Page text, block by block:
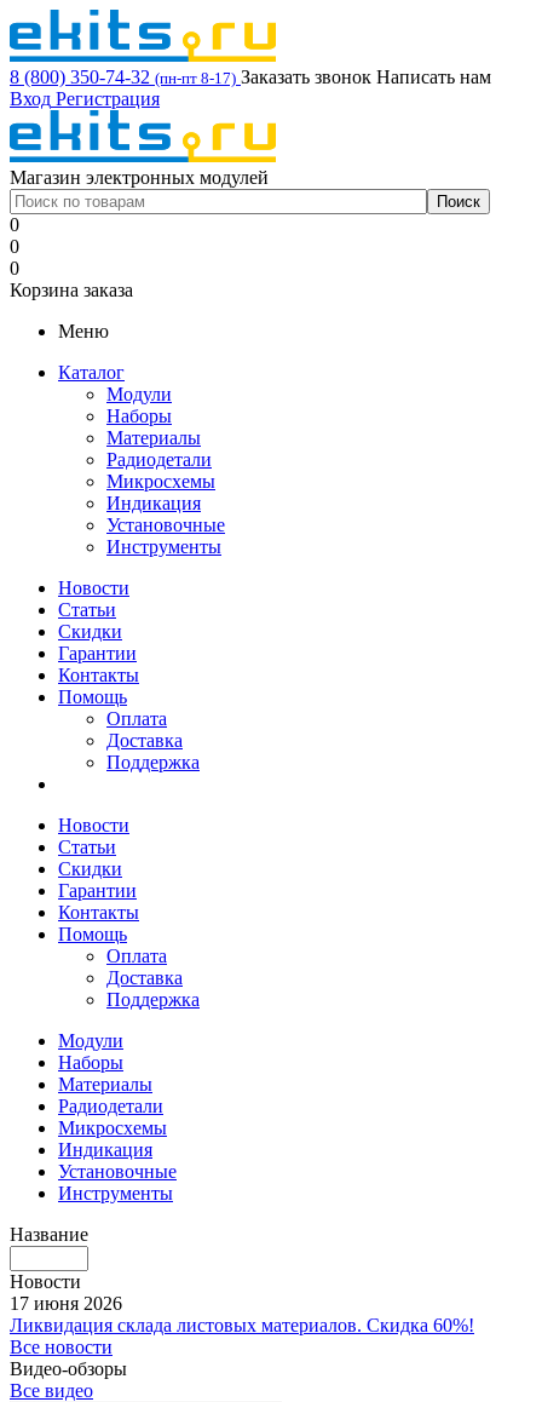
8 (800) 350-74-32 (пн-пт 8-17) Заказать звонок Написать нам
Вход Регистрация
Магазин электронных модулей
0
0
0
Корзина заказа
Меню
Каталог
Модули
Наборы
Материалы
Радиодетали
Микросхемы
Индикация
Установочные
Инструменты
Новости
Статьи
Скидки
Гарантии
Контакты
Помощь
Оплата
Доставка
Поддержка
Новости
Статьи
Скидки
Гарантии
Контакты
Помощь
Оплата
Доставка
Поддержка
Модули
Наборы
Материалы
Радиодетали
Микросхемы
Индикация
Установочные
Инструменты
Название
Новости
17 июня 2026
Ликвидация склада листовых материалов. Скидка 60%!
Все новости
Видео-обзоры
Все видео